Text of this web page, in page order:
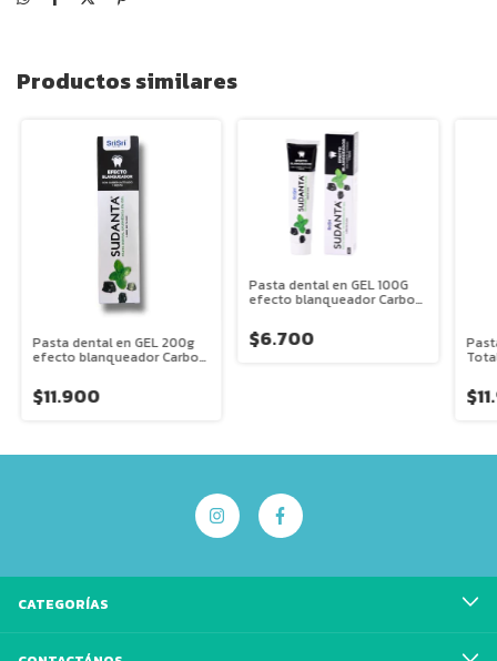
Productos similares
Pasta dental en GEL 200g
efecto blanqueador Carbon
Ayurvedica Srisri Sudanta
$11.900
Pasta dental en GEL 100G
efecto blanqueador Carbon
Ayurvedica Srisri Sudanta
$6.700
CATEGORÍAS